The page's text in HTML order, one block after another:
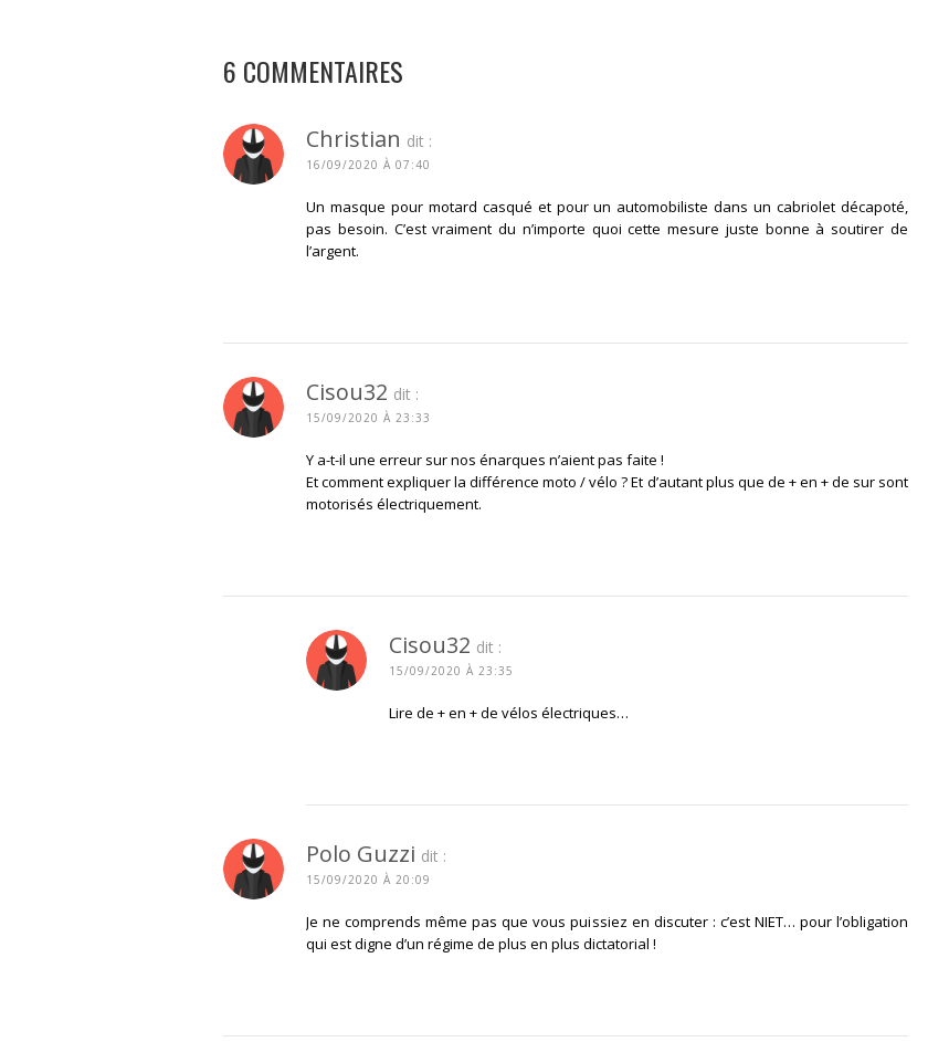
6 COMMENTAIRES
Christian dit :
16/09/2020 À 07:40
Un masque pour motard casqué et pour un automobiliste dans un cabriolet décapoté,
pas besoin. C’est vraiment du n’importe quoi cette mesure juste bonne à soutirer de
l’argent.
Cisou32 dit :
15/09/2020 À 23:33
Y a-t-il une erreur sur nos énarques n’aient pas faite !
Et comment expliquer la différence moto / vélo ? Et d’autant plus que de + en + de sur sont
motorisés électriquement.
Cisou32 dit :
15/09/2020 À 23:35
Lire de + en + de vélos électriques…
Polo Guzzi dit :
15/09/2020 À 20:09
Je ne comprends même pas que vous puissiez en discuter : c’est NIET… pour l’obligation
qui est digne d’un régime de plus en plus dictatorial !